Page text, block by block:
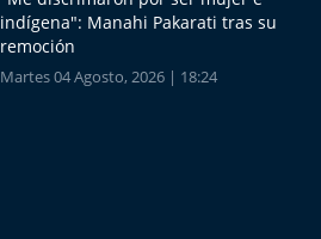
indígena": Manahi Pakarati tras su
remoción
Martes 04 Agosto, 2026 | 18:24